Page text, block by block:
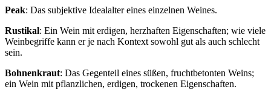
Peak: Das subjektive Idealalter eines einzelnen Weines.
Rustikal: Ein Wein mit erdigen, herzhaften Eigenschaften; wie viele
Weinbegriffe kann er je nach Kontext sowohl gut als auch schlecht
sein.
Bohnenkraut: Das Gegenteil eines süßen, fruchtbetonten Weins;
ein Wein mit pflanzlichen, erdigen, trockenen Eigenschaften.